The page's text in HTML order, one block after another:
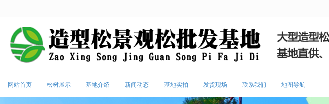
网站首页 松树展示 基地介绍 新闻动态 基地实拍 发货现场 联系我们 地图导航